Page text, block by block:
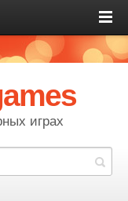
играх